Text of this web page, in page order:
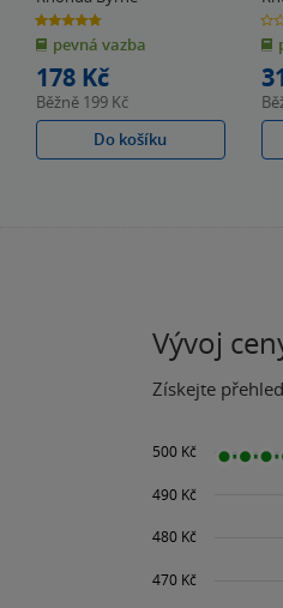
4.8
z
5
hvězdiček
pevná vazba
178 Kč
Běžně 199 Kč
Do košíku
0.0
z
5
Vývoj
Získejte